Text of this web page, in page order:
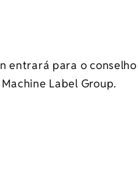
entrará para o
Label Group.